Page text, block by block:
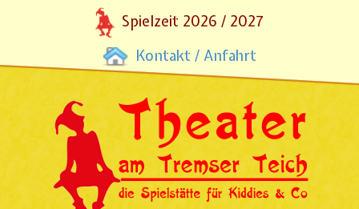
Spielzeit 2026 / 2027
Kontakt / Anfahrt